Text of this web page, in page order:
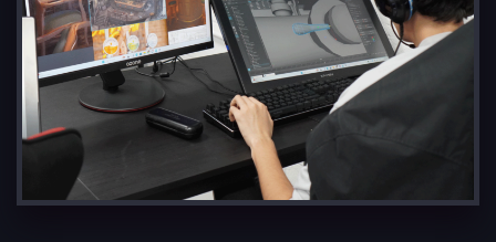
Concept Art
Grado en Programación y